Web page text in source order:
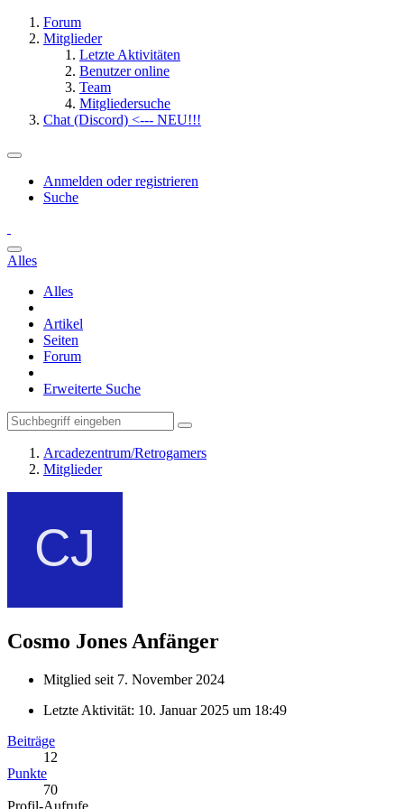
Forum
Mitglieder
Letzte Aktivitäten
Benutzer online
Team
Mitgliedersuche
Chat (Discord) <--- NEU!!!
Anmelden oder registrieren
Suche
Alles
Alles
Artikel
Seiten
Forum
Erweiterte Suche
Arcadezentrum/Retrogamers
Mitglieder
Cosmo Jones Anfänger
Mitglied seit 7. November 2024
Letzte Aktivität: 10. Januar 2025 um 18:49
Beiträge
12
Punkte
70
Profil-Aufrufe